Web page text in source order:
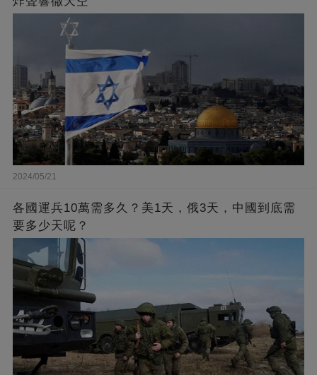
2024/05/21
各國運兵10萬需多久？美1天，俄3天，中國到底需
要多少天呢？